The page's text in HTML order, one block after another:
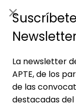
La newsletter
APTE, de los
de las
destacadas del